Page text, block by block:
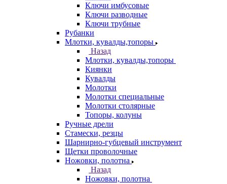
Ключи имбусовые
Ключи разводные
Ключи трубные
Рубанки
Млотки, кувалды,топоры
Назад
Млотки, кувалды,топоры
Киянки
Кувалды
Молотки
Молотки специальные
Молотки столярные
Топоры, колуны
Ручные дрели
Стамески, резцы
Шарнирно-губцевый инструмент
Щетки проволочные
Ножовки, полотна
Назад
Ножовки, полотна